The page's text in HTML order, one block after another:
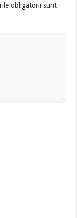
obligatorii sunt